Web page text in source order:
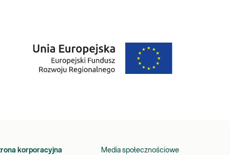
korporacyjna Media społecznościowe